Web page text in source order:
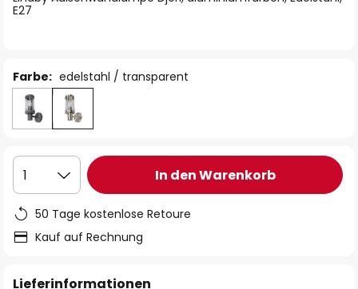
E27
Farbe: edelstahl / transparent
1 In den Warenkorb
50 Tage kostenlose Retoure
Kauf auf Rechnung
Lieferinformationen